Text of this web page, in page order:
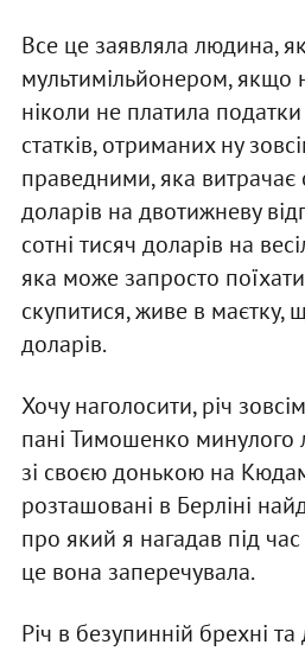
Все це заявляла людина,
мультимільйонером, якщо
ніколи не платила податки
статків, отриманих ну
праведними, яка витрачає
доларів на двотижневу
сотні тисяч доларів на
яка може запросто
скупитися, живе в маєтку,
доларів.
Хочу наголосити, річ
пані Тимошенко минулого
зі своєю донькою на
розташовані в Берліні
про який я нагадав під
це вона заперечувала.
Річ в безупинній брехні та